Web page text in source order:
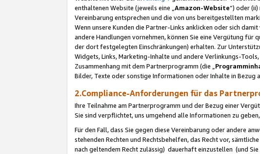
enthaltenen Website (jeweils eine „ Amazon-Website“) oder
Vereinbarung entsprechen und die von uns bereitgestellten
Wenn unsere Kunden die Partner-Links anklicken oder sich
andere Handlungen vornehmen, können Sie eine Vergütung für
der dort festgelegten Einschränkungen) erhalten. Zur
Widgets, Links, Marketing-Inhalte und andere Verlinkungs-
Zusammenhang mit dem Partnerprogramm (die „
Bilder, Texte oder sonstige Informationen oder Inhalte in Bezug
2.Compliance-Anforderungen für das
Ihre Teilnahme am Partnerprogramm und der Bezug einer
Sie sind verpflichtet, uns umgehend alle Informationen zu
Für den Fall, dass Sie gegen diese Vereinbarung oder andere
stehenden Rechten und Rechtsbehelfen, das Recht vor,
nach geltendem Recht zulässig) dauerhaft einzustellen (und